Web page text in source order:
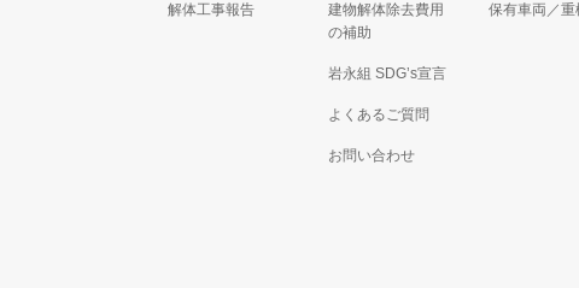
解体工事報告
建物解体除去費用
の補助
岩永組 SDG’s宣言
よくあるご質問
お問い合わせ
保有車両／重